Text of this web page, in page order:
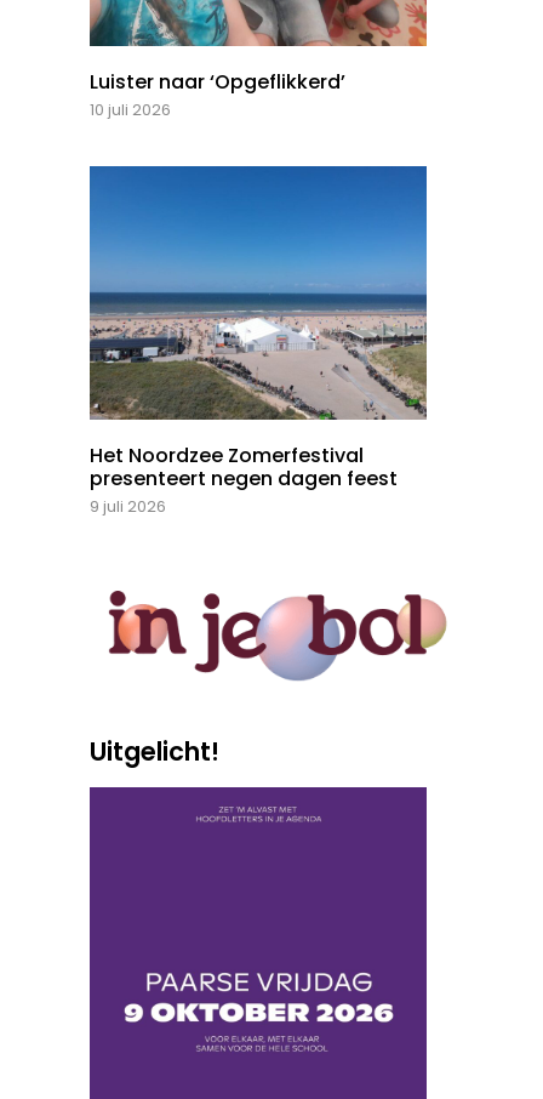
Luister naar ‘Opgeflikkerd’
10 juli 2026
Het Noordzee Zomerfestival
presenteert negen dagen feest
9 juli 2026
Uitgelicht!